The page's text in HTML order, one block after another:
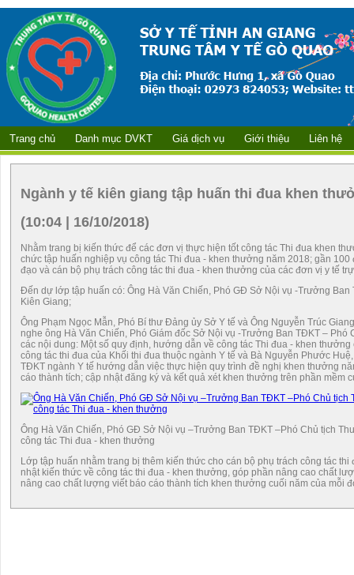
Trang chủ Danh mục DVKT Giá dịch vụ Giới thiệu Liên hệ
Ngành y tế kiên giang tập huấn thi đua khen
(10:04 | 16/10/2018)
Nhằm trang bị kiến thức để các đơn vị thực hiện tốt công tác Thi đua khen
chức tập huấn nghiệp vụ công tác Thi đua - khen thưởng năm 2018; gần
đạo và cán bộ phụ trách công tác thi đua - khen thưởng của các đơn vị y tế
Đến dự lớp tập huấn có: Ông Hà Văn Chiến, Phó GĐ Sở Nội vụ -Trưởng
Kiên Giang;
Ông Phạm Ngọc Mẫn, Phó Bí thư Đảng ủy Sở Y tế và Ông Nguyễn Trúc
nghe ông Hà Văn Chiến, Phó Giám đốc Sở Nội vụ -Trưởng Ban TĐKT –
các nội dung: Một số quy định, hướng dẫn về công tác Thi đua - khen
công tác thi đua của Khối thi đua thuộc ngành Y tế và Bà Nguyễn Phước
TĐKT ngành Y tế hướng dẫn việc thực hiện quy trình đề nghị khen thưởng
cáo thành tích; cập nhật đăng ký và kết quả xét khen thưởng trên phần mềm
Ông Hà Văn Chiến, Phó GĐ Sở Nội vụ –Trưởng Ban TĐKT –Phó Chủ tịch
công tác Thi đua - khen thưởng
Lớp tập huấn nhằm trang bị thêm kiến thức cho cán bộ phụ trách công tác
nhật kiến thức về công tác thi đua - khen thưởng, góp phần nâng cao chất
nâng cao chất lượng viết báo cáo thành tích khen thưởng cuối năm của mỗi